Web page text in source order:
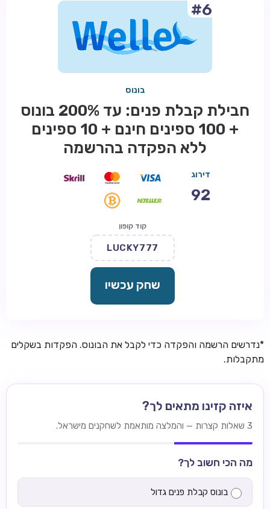
#6
בונוס
חבילת קבלת פנים: עד 200% בונוס
+ 100 ספינים חינם + 10 ספינים
ללא הפקדה בהרשמה
דירוג
92
קוד קופון
LUCKY777
שחק עכשיו
*נדרשים הרשמה והפקדה כדי לקבל את הבונוס. הפקדות בשקלים
מתקבלות.
איזה קזינו מתאים לך?
3 שאלות קצרות — והמלצה מותאמת לשחקנים מישראל.
מה הכי חשוב לך?
בונוס קבלת פנים גדול